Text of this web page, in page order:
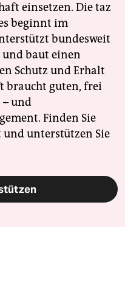
einsetzen. Die taz
beginnt im
bundesweit
baut einen
Schutz und Erhalt
braucht guten, frei
und
Finden Sie
und unterstützen Sie